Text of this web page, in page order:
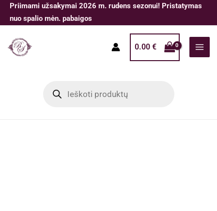
Pereiti
prie
Priimami užsakymai 2026 m. rudens sezonui! Pristatymas
nuo spalio mėn. pabaigos
0.00 €
search